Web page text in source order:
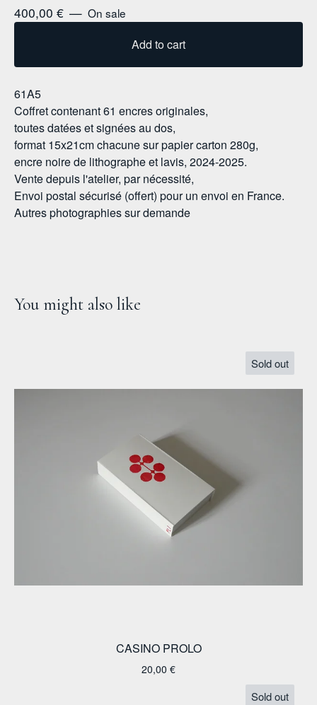
400,00 € — On sale
Add to cart
61A5
Coffret contenant 61 encres originales,
toutes datées et signées au dos,
format 15x21cm chacune sur papier carton 280g,
encre noire de lithographe et lavis, 2024-2025.
Vente depuis l'atelier, par nécessité,
Envoi postal sécurisé (offert) pour un envoi en France.
Autres photographies sur demande
You might also like
Sold out
CASINO PROLO
20,00 €
Sold out